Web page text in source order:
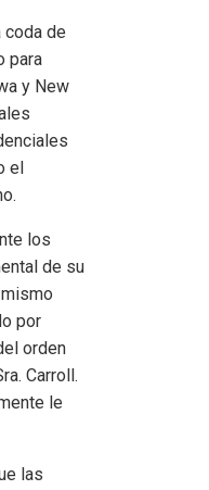
coda de
para
y New
el
los
de su
por
orden
Carroll.
le
las